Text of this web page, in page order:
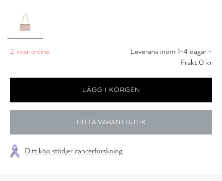
2 kvar online
Leverans inom 1-4 dagar -
Frakt 0 kr
HITTA VARAN I BUTIK
Ditt köp stödjer cancerforskning